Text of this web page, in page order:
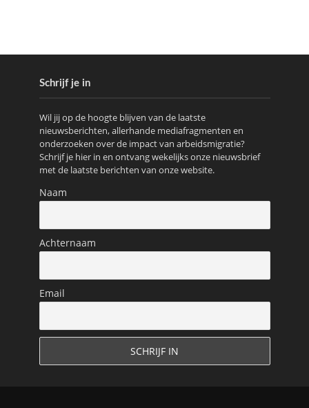
Schrijf je in
Wil jij op de hoogte blijven van de laatste
nieuwsberichten, allerhande mediafragmenten en
onderzoeken over de impact van arbeidsmigratie?
Schrijf je hier in en ontvang wekelijks onze nieuwsbrief
met de laatste berichten van onze website.
Naam
Achternaam
Email